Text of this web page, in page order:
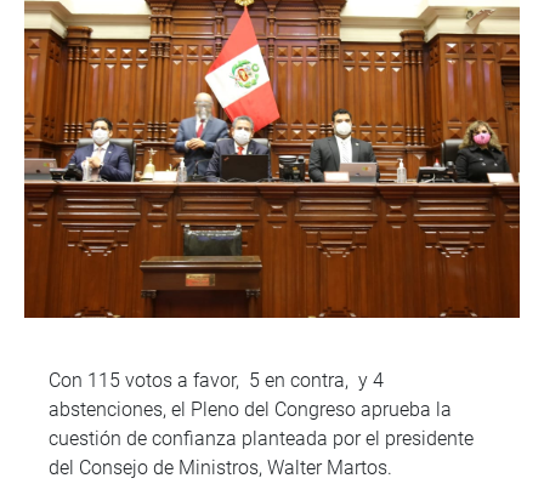
Con 115 votos a favor, 5 en contra, y 4
abstenciones, el Pleno del Congreso aprueba la
cuestión de confianza planteada por el presidente
del Consejo de Ministros, Walter Martos.